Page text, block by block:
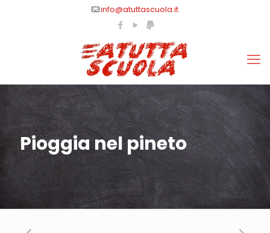
info@atuttascuola.it
Pioggia nel pineto